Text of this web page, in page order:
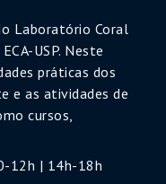
Laboratório Coral
USP. Neste
práticas dos
e as atividades de
cursos,
12h | 14h-18h